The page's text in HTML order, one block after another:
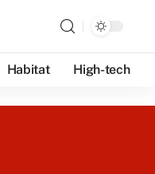
Habitat High-tech